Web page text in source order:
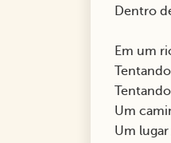
Dentro
Em um
Um
Um lugar